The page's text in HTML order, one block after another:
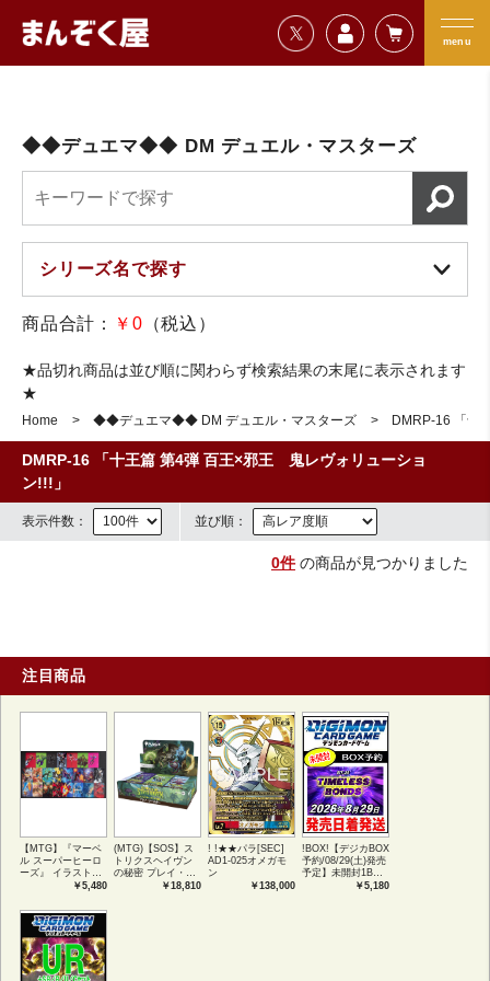
=================================
menu
まんぞく屋 格安TCG通販
◆◆デュエマ◆◆ DM デュエル・マスターズ
商品合計： ￥0 （税込）
★品切れ商品は並び順に関わらず検索結果の末尾に表示されます
★
Home ◆◆デュエマ◆◆ DM デュエル・マスターズ DMRP-16 「十
DMRP-16 「十王篇 第4弾 百王×邪王 鬼レヴォリューショ
ン!!!」
表示件数： 並び順：
0件の商品が見つかりました
注目商品
【MTG】『マーベ
ル スーパーヒーロ
ーズ』 イラストコ
レクション 54種コ
アートカード(JPN)
￥5,480
(MTG)【SOS】ス
トリクスヘイヴン
の秘密 プレイ・ブ
ースター1BOX日本
￥18,810
! !★★パラ[SEC]
AD1-025オメガモ
ン
￥138,000
!BOX!【デジカBOX
予約/08/29(土)発売
予定】未開封1BOX
￥5,180